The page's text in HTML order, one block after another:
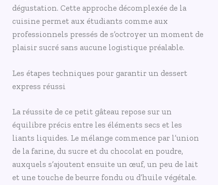
dégustation. Cette approche décomplexée de la
cuisine permet aux étudiants comme aux
professionnels pressés de s’octroyer un moment de
plaisir sucré sans aucune logistique préalable.
Les étapes techniques pour garantir un dessert
express réussi
La réussite de ce petit gâteau repose sur un
équilibre précis entre les éléments secs et les
liants liquides. Le mélange commence par l’union
de la farine, du sucre et du chocolat en poudre,
auxquels s’ajoutent ensuite un œuf, un peu de lait
et une touche de beurre fondu ou d’huile végétale.